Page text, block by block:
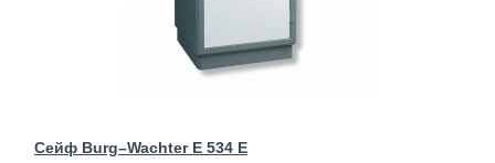
Сейф Burg–Wachter E 534 E